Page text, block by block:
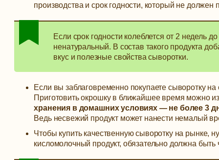
производства и срок годности, который не
Если срок годности колеблется от 2 недель
ненатуральный. В состав такого продукта
вкус и полезные свойства сыворотки.
Если вы заблаговременно покупаете сыворотку на
Приготовить окрошку в ближайшее время можно
хранения в домашних условиях — не более 3
Ведь несвежий продукт может нанести немалый
Чтобы купить качественную сыворотку на рынке,
кисломолочный продукт, обязательно должна